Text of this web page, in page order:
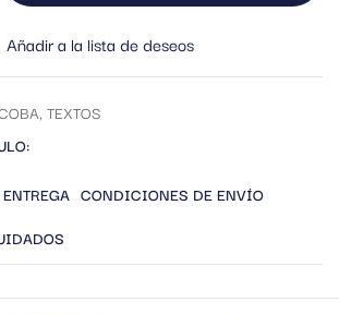
Añadir a la lista de deseos
, TEXTOS
CONDICIONES DE ENVÍO